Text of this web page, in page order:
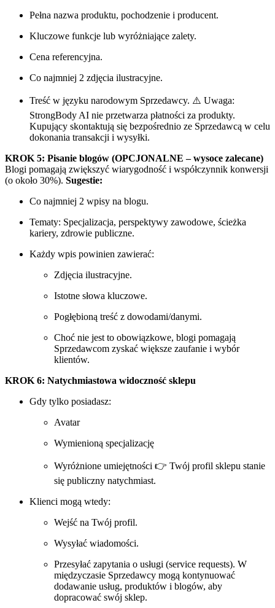
Pełna nazwa produktu, pochodzenie i producent.
Kluczowe funkcje lub wyróżniające zalety.
Cena referencyjna.
Co najmniej 2 zdjęcia ilustracyjne.
Treść w języku narodowym Sprzedawcy. ⚠️ Uwaga:
StrongBody AI nie przetwarza płatności za produkty.
Kupujący skontaktują się bezpośrednio ze Sprzedawcą w celu
dokonania transakcji i wysyłki.
KROK 5: Pisanie blogów (OPCJONALNE – wysoce zalecane)
Blogi pomagają zwiększyć wiarygodność i współczynnik konwersji
(o około 30%). Sugestie:
Co najmniej 2 wpisy na blogu.
Tematy: Specjalizacja, perspektywy zawodowe, ścieżka
kariery, zdrowie publiczne.
Każdy wpis powinien zawierać:
Zdjęcia ilustracyjne.
Istotne słowa kluczowe.
Pogłębioną treść z dowodami/danymi.
Choć nie jest to obowiązkowe, blogi pomagają
Sprzedawcom zyskać większe zaufanie i wybór
klientów.
KROK 6: Natychmiastowa widoczność sklepu
Gdy tylko posiadasz:
Avatar
Wymienioną specjalizację
Wyróżnione umiejętności 👉 Twój profil sklepu stanie
się publiczny natychmiast.
Klienci mogą wtedy:
Wejść na Twój profil.
Wysyłać wiadomości.
Przesyłać zapytania o usługi (service requests). W
międzyczasie Sprzedawcy mogą kontynuować
dodawanie usług, produktów i blogów, aby
dopracować swój sklep.